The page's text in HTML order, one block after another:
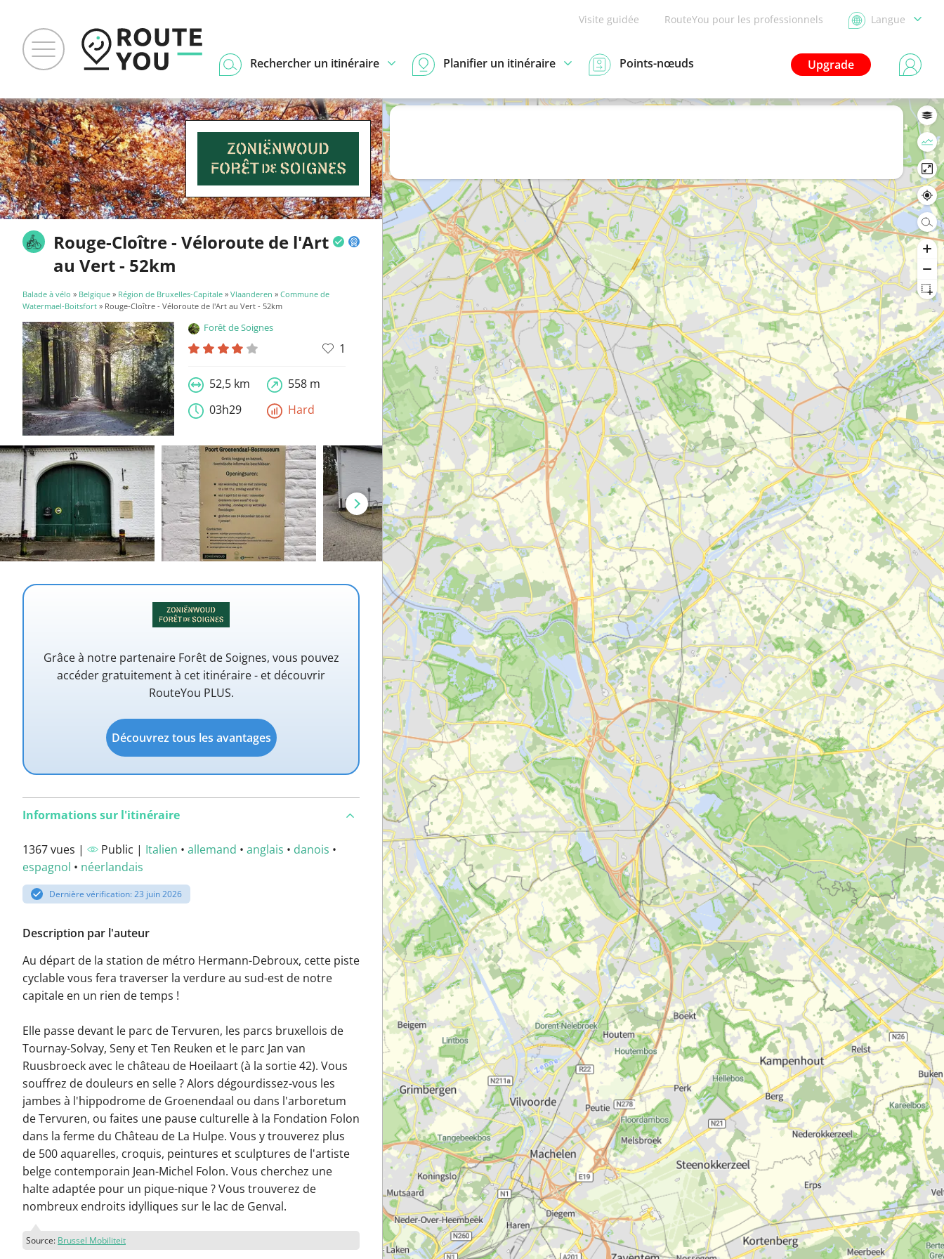
Visite guidée RouteYou pour les professionnels Langue
Upgrade
Rechercher un itinéraire Planifier un itinéraire Points-nœuds
Rouge-Cloître - Véloroute de l'Art
au Vert - 52km
Balade à vélo » Belgique » Région de Bruxelles-Capitale » Vlaanderen » Commune de
Watermael-Boitsfort » Rouge-Cloître - Véloroute de l'Art au Vert - 52km
Forêt de Soignes
1
52,5 km
558 m
03h29
Hard
Grâce à notre partenaire Forêt de Soignes, vous pouvez
accéder gratuitement à cet itinéraire - et découvrir
RouteYou PLUS.
Découvrez tous les avantages
Informations sur l'itinéraire
1367 vues | Public | Italien • allemand • anglais • danois •
espagnol • néerlandais
Dernière vérification: 23 juin 2026
Description par l'auteur
Au départ de la station de métro Hermann-Debroux, cette piste
cyclable vous fera traverser la verdure au sud-est de notre
capitale en un rien de temps !
Elle passe devant le parc de Tervuren, les parcs bruxellois de
Tournay-Solvay, Seny et Ten Reuken et le parc Jan van
Ruusbroeck avec le château de Hoeilaart (à la sortie 42). Vous
souffrez de douleurs en selle ? Alors dégourdissez-vous les
jambes à l'hippodrome de Groenendaal ou dans l'arboretum
de Tervuren, ou faites une pause culturelle à la Fondation Folon
dans la ferme du Château de La Hulpe. Vous y trouverez plus
de 500 aquarelles, croquis, peintures et sculptures de l'artiste
belge contemporain Jean-Michel Folon. Vous cherchez une
halte adaptée pour un pique-nique ? Vous trouverez de
nombreux endroits idylliques sur le lac de Genval.
Source: Brussel Mobiliteit